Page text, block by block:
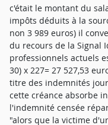
c'était le montant du
impôts déduits à la
non 3 989 euros) il
du recours de la Signal
professionnels actuels
30) x 227= 27 527,53
titre des indemnités
cette créance absorbe
l'indemnité censée
"alors que la victime